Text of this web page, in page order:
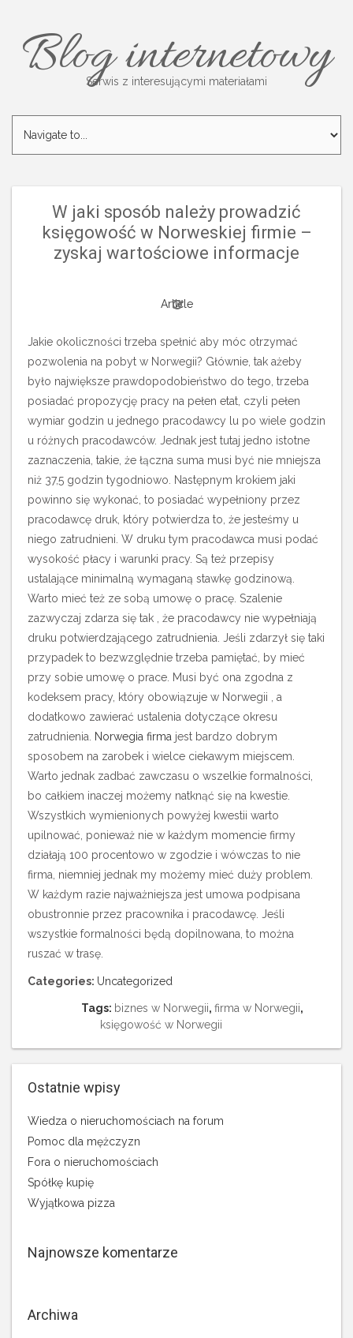
Blog internetowy
Serwis z interesującymi materiałami
W jaki sposób należy prowadzić
księgowość w Norweskiej firmie –
zyskaj wartościowe informacje
Article
Jakie okoliczności trzeba spełnić aby móc otrzymać
pozwolenia na pobyt w Norwegii? Głównie, tak ażeby
było największe prawdopodobieństwo do tego, trzeba
posiadać propozycję pracy na pełen etat, czyli pełen
wymiar godzin u jednego pracodawcy lu po wiele godzin
u różnych pracodawców. Jednak jest tutaj jedno istotne
zaznaczenia, takie, że łączna suma musi być nie mniejsza
niż 37,5 godzin tygodniowo. Następnym krokiem jaki
powinno się wykonać, to posiadać wypełniony przez
pracodawcę druk, który potwierdza to, że jesteśmy u
niego zatrudnieni. W druku tym pracodawca musi podać
wysokość płacy i warunki pracy. Są też przepisy
ustalające minimalną wymaganą stawkę godzinową.
Warto mieć też ze sobą umowę o pracę. Szalenie
zazwyczaj zdarza się tak , że pracodawcy nie wypełniają
druku potwierdzającego zatrudnienia. Jeśli zdarzył się taki
przypadek to bezwzględnie trzeba pamiętać, by mieć
przy sobie umowę o prace. Musi być ona zgodna z
kodeksem pracy, który obowiązuje w Norwegii , a
dodatkowo zawierać ustalenia dotyczące okresu
zatrudnienia.
Norwegia firma jest bardzo dobrym
sposobem na zarobek i wielce ciekawym miejscem.
Warto jednak zadbać zawczasu o wszelkie formalności,
bo całkiem inaczej możemy natknąć się na kwestie.
Wszystkich wymienionych powyżej kwestii warto
upilnować, ponieważ nie w każdym momencie firmy
działają 100 procentowo w zgodzie i wówczas to nie
firma, niemniej jednak my możemy mieć duży problem.
W każdym razie najważniejsza jest umowa podpisana
obustronnie przez pracownika i pracodawcę. Jeśli
wszystkie formalności będą dopilnowana, to można
ruszać w trasę.
Categories: Uncategorized
Tags: biznes w Norwegii, firma w Norwegii,
księgowość w Norwegii
Ostatnie wpisy
Wiedza o nieruchomościach na forum
Pomoc dla mężczyzn
Fora o nieruchomościach
Spółkę kupię
Wyjątkowa pizza
Najnowsze komentarze
Archiwa